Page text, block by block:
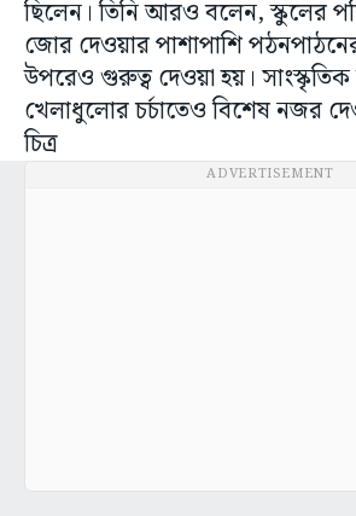
ছিলেন। তিনি আরও বলেন, স্কুলের
জোর দেওয়ার পাশাপাশি
উপরেও গুরুত্ব দেওয়া হয়।
খেলাধুলোর চর্চাতেও বিশেষ নজর
চিত্র
ADVERTISEMENT